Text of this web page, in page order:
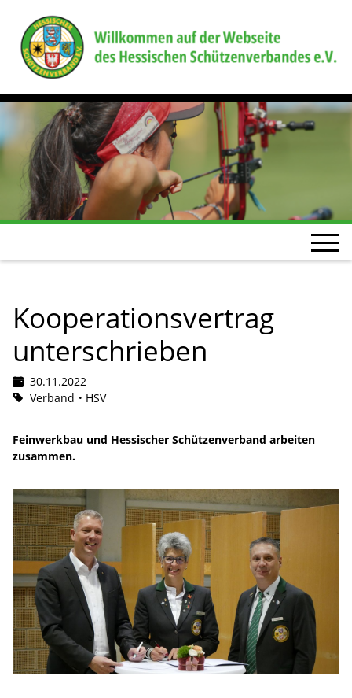
Kooperationsvertrag
unterschrieben
30.11.2022
Verband
HSV
Feinwerkbau und Hessischer Schützenverband arbeiten
zusammen.